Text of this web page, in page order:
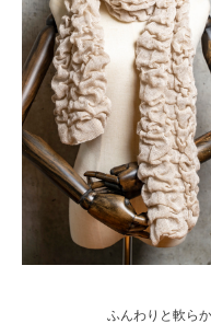
ふんわりと軟ら